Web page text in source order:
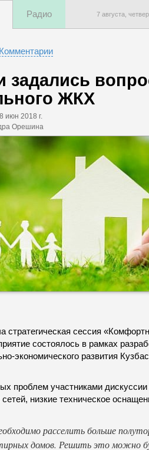
Радио 7 августа,
Комментарии
задались
ЖКХ
июн 2018 г.
Орешина
стратегическая сессия
состоялось в рамках
экономического развития
проблем участниками
низкие техническое
расселить больше
домов. Решить это можно